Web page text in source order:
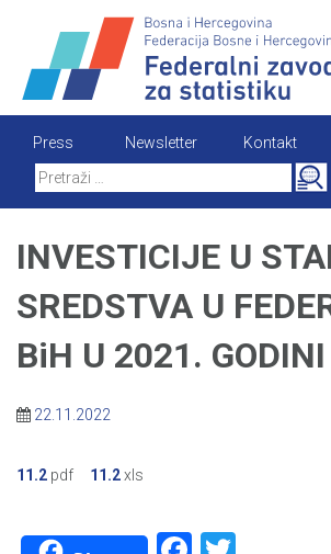
content
Press Newsletter
Kontakt
for:
INVESTICIJE U
SREDSTVA U
BiH U 2021. GODINI
22.11.2022
11.2 pdf 11.2xls